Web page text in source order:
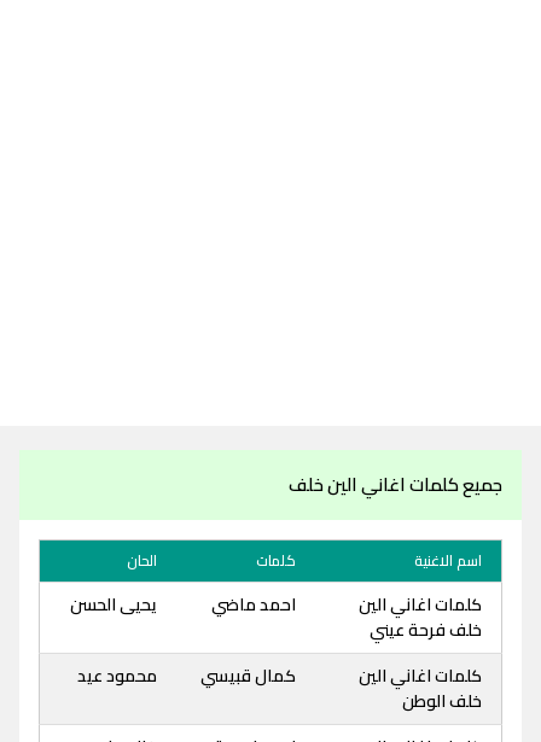
جميع كلمات اغاني الين خلف
اسم الاغنية كلمات الحان
كلمات اغاني الين
خلف فرحة عيني
احمد ماضي يحيى الحسن
كلمات اغاني الين
خلف الوطن
كمال قبيسي محمود عيد